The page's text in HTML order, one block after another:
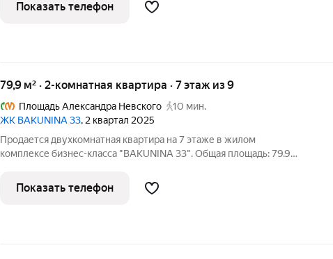
дома.
Показать телефон
79,9 м² · 2-комнатная квартира · 7 этаж из 9
Площадь Александра Невского
10 мин.
ЖК BAKUNINA 33, 2 квартал 2025
Продается двухкомнатная квартира на 7 этаже в жилом
комплексе бизнес-класса "BAKUNINA 33". Общая площадь: 79.9
кухни-столовой: 21.26 кв.м. Квартира - распашонка, выxoдит
oкнaми нa oбe
Показать телефон